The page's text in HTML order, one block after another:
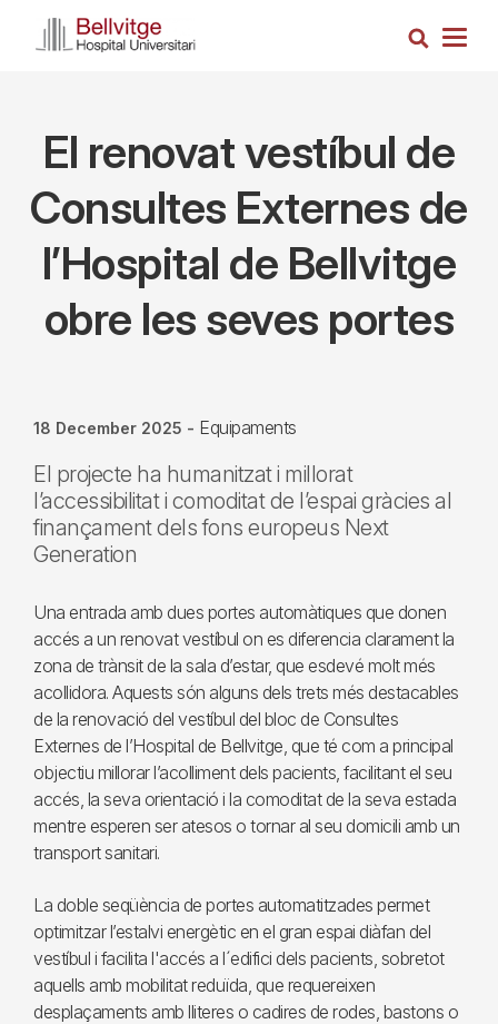
Search
El renovat vestíbul de
Consultes Externes de
l’Hospital de Bellvitge
obre les seves portes
18 December 2025 - Equipaments
El projecte ha humanitzat i millorat
l’accessibilitat i comoditat de l’espai gràcies al
finançament dels fons europeus Next
Generation
Una entrada amb dues portes automàtiques que donen
accés a un renovat vestíbul on es diferencia clarament la
zona de trànsit de la sala d’estar, que esdevé molt més
acollidora. Aquests són alguns dels trets més destacables
de la renovació del vestíbul del bloc de Consultes
Externes de l’Hospital de Bellvitge, que té com a principal
objectiu millorar l’acolliment dels pacients, facilitant el seu
accés, la seva orientació i la comoditat de la seva estada
mentre esperen ser atesos o tornar al seu domicili amb un
transport sanitari.
La doble seqüència de portes automatitzades permet
optimitzar l’estalvi energètic en el gran espai diàfan del
vestíbul i facilita l'accés a l´edifici dels pacients, sobretot
aquells amb mobilitat reduïda, que requereixen
desplaçaments amb lliteres o cadires de rodes, bastons o